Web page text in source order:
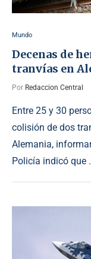
Mundo
Decenas de
tranvías en
Por Redaccion Central
Entre 25 y 30
colisión de dos
Alemania,
Policía indicó que